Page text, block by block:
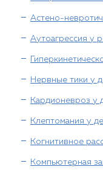
Астено-
Аутоагрессия у
Нервные тики у
Кардионевроз у
Клептомания у
Когнитивное
Компьютерная